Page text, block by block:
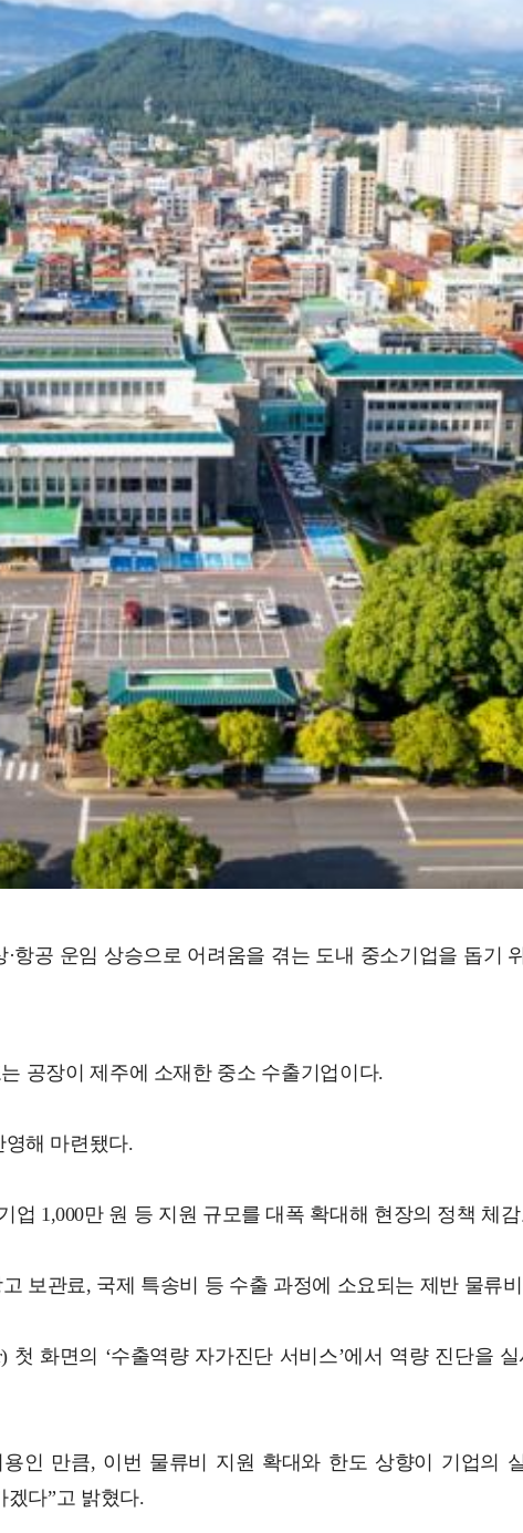
공 운임 상승으로 어려움을 겪는 도내 중소기업을 돕기
공장이 제주에 소재한 중소 수출기업이다.
해 마련됐다.
1,000만 원 등 지원 규모를 대폭 확대해 현장의 정책 체
보관료, 국제 특송비 등 수출 과정에 소요되는 제반 물류
화면의 ‘수출역량 자가진단 서비스’에서 역량 진단을
인 만큼, 이번 물류비 지원 확대와 한도 상향이 기업의
겠다”고 밝혔다.